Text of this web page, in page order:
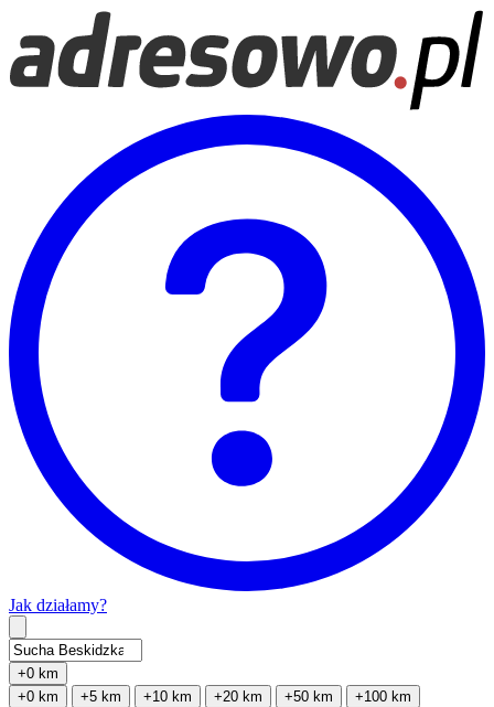
Jak działamy?
+0 km
+0 km
+5 km +10 km +20 km +50 km +100 km